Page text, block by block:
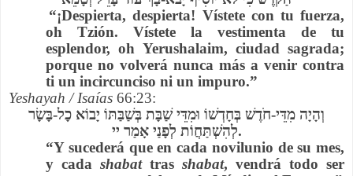
“¡Despierta, despierta! Vístete con tu fuerza,
oh Tzión. Vístete la vestimenta de tu
esplendor, oh Yerushalaim, ciudad sagrada;
porque no volverá nunca más a venir contra
ti un incircunciso ni un impuro.”
Yeshayah / Isaías 66:23:
וְהָיָה מִדֵּי-חֹדֶשׁ בְּחָדְשׁוֹ וּמִדֵּי שַׁבָּת בְּשַׁבַּתּוֹ יָבוֹא כָל-בָּשָׂר
לְהִשְׁתַּחֲו‍ֹת לְפָנַי אָמַר יי.
“Y sucederá que en cada novilunio de su mes,
y cada shabattras shabat, vendrá todo ser